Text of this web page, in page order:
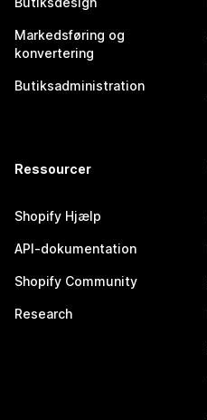
Markedsføring og
konvertering
Butiksadministration
Ressourcer
Shopify Hjælp
API-dokumentation
Shopify Community
Research